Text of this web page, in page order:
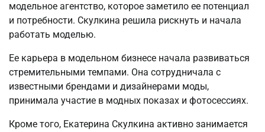
модельное агентство, которое заметило ее потенциал
и потребности. Скулкина решила рискнуть и начала
работать моделью.
Ее карьера в модельном бизнесе начала развиваться
стремительными темпами. Она сотрудничала с
известными брендами и дизайнерами моды,
принимала участие в модных показах и фотосессиях.
Кроме того, Екатерина Скулкина активно занимается